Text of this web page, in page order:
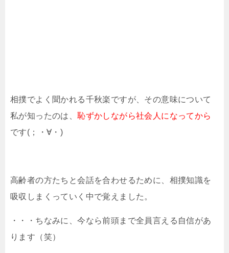
相撲でよく聞かれる千秋楽ですが、その意味について
私が知ったのは、恥ずかしながら社会人になってから
です(；・∀・)
高齢者の方たちと会話を合わせるために、相撲知識を
吸収しまくっていく中で覚えました。
・・・ちなみに、今なら前頭まで全員言える自信があ
ります（笑）